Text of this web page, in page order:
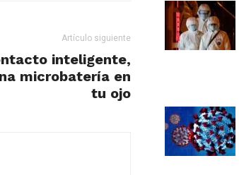
Artículo siguiente
inteligente,
microbatería en
tu ojo